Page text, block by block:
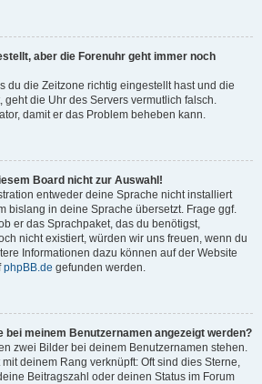
aber die Forenuhr geht immer noch
du die Zeitzone richtig eingestellt hast und die
geht die Uhr des Servers vermutlich falsch.
damit er das Problem beheben kann.
Board nicht zur Auswahl!
entweder deine Sprache nicht installiert
bislang in deine Sprache übersetzt. Frage ggf.
er das Sprachpaket, das du benötigst,
nicht existiert, würden wir uns freuen, wenn du
Informationen dazu können auf der Website
phpBB.de gefunden werden.
bei meinem Benutzernamen angezeigt werden?
zwei Bilder bei deinem Benutzernamen stehen.
deinem Rang verknüpft: Oft sind dies Sterne,
Beitragszahl oder deinen Status im Forum